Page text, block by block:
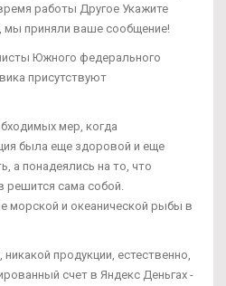
работы Другое Укажите
мы приняли ваше сообщение!
Южного федерального
присутствуют
мер, когда
была еще здоровой и еще
а понадеялись на то, что
решится сама собой.
морской и океанической рыбы в
продукции, естественно,
счет в Яндекс Деньгах -